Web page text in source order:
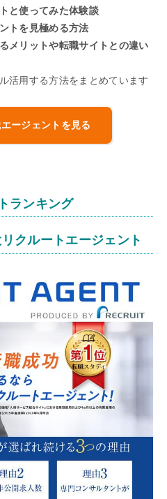
と使ってみた体験談
トを見極める方法
メリットや転職サイトとの違い
活用する方法をまとめています
ージェントを見る
ランキング
クルートエージェント